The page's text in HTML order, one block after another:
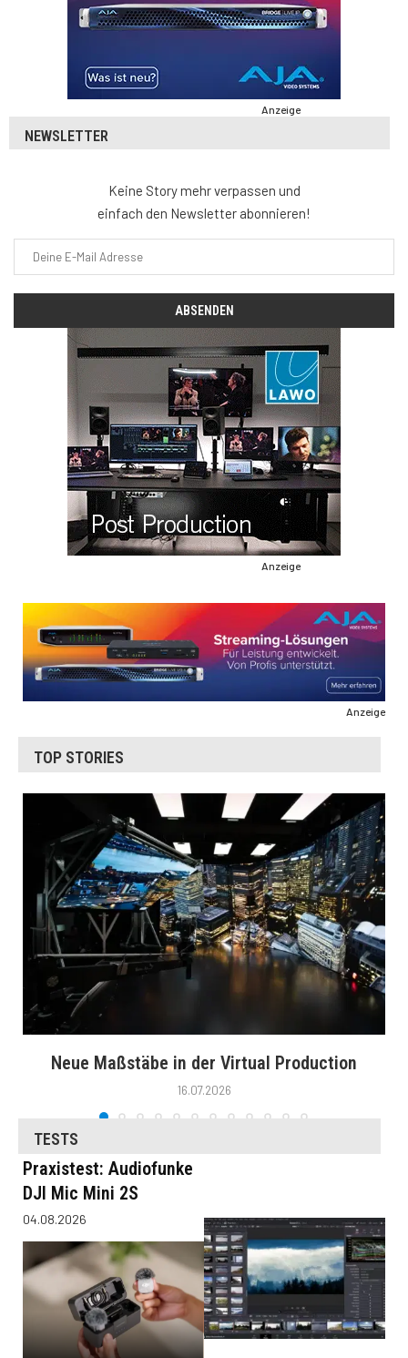
Anzeige
NEWSLETTER
Keine Story mehr verpassen und
einfach den Newsletter abonnieren!
Anzeige
Anzeige
TOP STORIES
Neue Maßstäbe in der Virtual Production
16.07.2026
TESTS
Praxistest: Audiofunke
DJI Mic Mini 2S
04.08.2026